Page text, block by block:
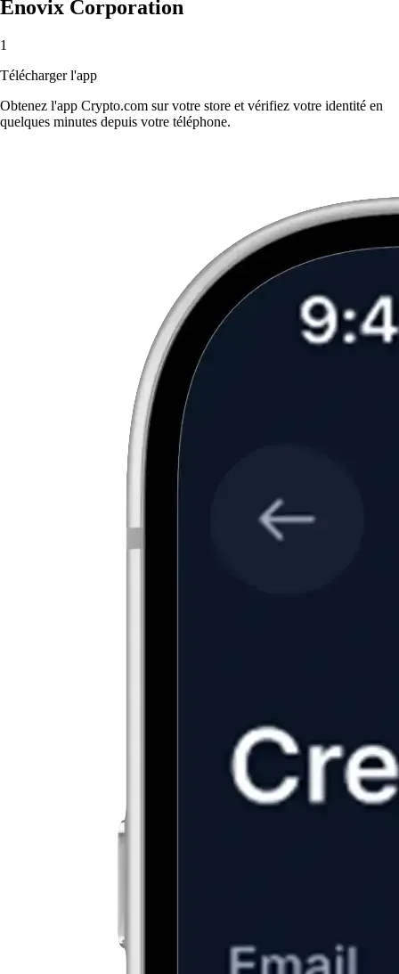
Enovix Corporation
1
Télécharger l'app
Obtenez l'app Crypto.com sur votre store et vérifiez votre identité en
quelques minutes depuis votre téléphone.